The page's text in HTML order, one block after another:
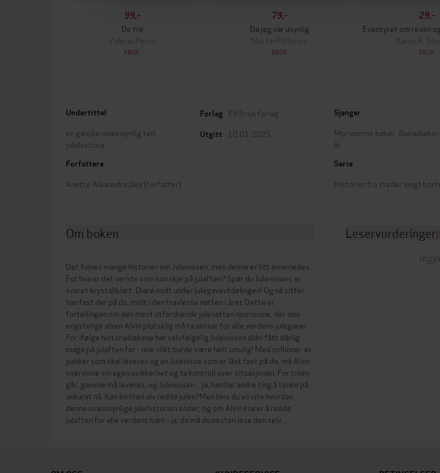
99,-
De tre
Valérie Perrin
EBOK
79,-
Da jeg var usynlig
Martin Pistorius
EBOK
29,-
Eventyret om reven
Karen R.
EBOK
Undertittel
en ganske usannsynlig teit
julehistorie
Forfattere
Anette Alexandra Dey (forfatter)
Forlag Elfíbrus forlag
Utgitt 10.01.2025
Sjanger
Morsomme bøker Barnebøker
år
Serie
Historier fra steder langt
Om boken
Det finnes mange historier om Julenissen, men denne er litt annerledes.
For hva er det verste som kan skje på julaften? Spør du Julenissen, er
svaret krystallklart: Diaré midt under julegaveutdelingen! Og nå sitter
han fast der på do, midt i den travleste natten i året.Dette er
fortellingen om den mest utfordrende julenatten noensinne, der den
engstelige alven Alvin plutselig må ta ansvar for alle verdens julegaver.
For ifølge historiebøkene har selvfølgelig Julenissen aldri fått dårlig
mage på julaften før - noe slikt burde være helt umulig! Med millioner av
pakker som skal leveres og en Julenisse som er låst fast på do, må Alvin
overvinne sin egen usikkerhet og ta kontroll over situasjonen. For tiden
går, gavene må leveres, og Julenissen... ja, han har andre ting å tenke på
akkurat nå. Kan én liten alv redde julen?Men hvis du vil vite hvordan
denne usannsynlige julehistorien ender, og om Alvin klarer å redde
Leservurderinger